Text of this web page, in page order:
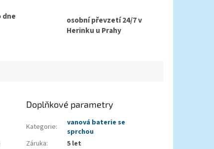
dne
osobní převzetí 24/7 v
Herinku u Prahy
Doplňkové parametry
Kategorie:
vanová baterie se
sprchou
Záruka:
5 let